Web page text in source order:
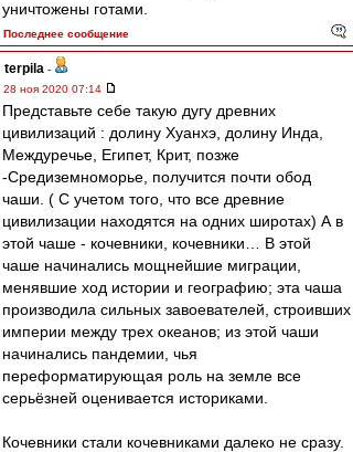
уничтожены готами.
Последнее сообщение
terpila -
28 ноя 2020 07:14
Представьте себе такую дугу древних
цивилизаций : долину Хуанхэ, долину Инда,
Междуречье, Египет, Крит, позже
-Средиземноморье, получится почти обод
чаши. ( С учетом того, что все древние
цивилизации находятся на одних широтах) А в
этой чаше - кочевники, кочевники… В этой
чаше начинались мощнейшие миграции,
менявшие ход истории и географию; эта чаша
производила сильных завоевателей, строивших
империи между трех океанов; из этой чаши
начинались пандемии, чья
переформатирующая роль на земле все
серьёзней оценивается историками.
Кочевники стали кочевниками далеко не сразу.